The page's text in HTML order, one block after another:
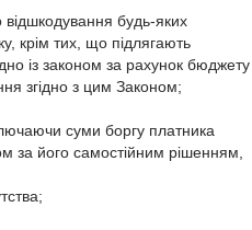
будь-яких
крім тих, що підлягають
із законом за рахунок бюджету
згідно з цим Законом;
суми боргу платника
за його самостійним рішенням,